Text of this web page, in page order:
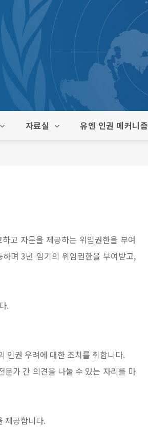
자료실 유엔 인권 메커니즘
고 자문을 제공하는 위임권한을 부여
며 3년 임기의 위임권한을 부여받고,
.
인권 우려에 대한 조치를 취합니다.
가 간 의견을 나눌 수 있는 자리를 마
제공합니다.